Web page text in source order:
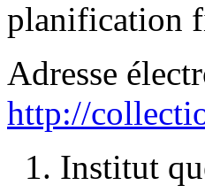
planification
Adresse
http://
1. Institut